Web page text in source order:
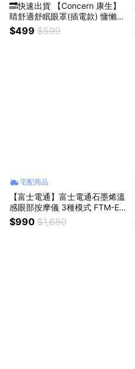
🔜快速出貨 【Concern 康生】
睛舒適舒眠眼罩(插電款) 慵懶熊
💝禮盒包裝
$499 $599
宅配商品
【富士電通】富士電通石墨烯溫
感眼部按摩儀 3種模式 FTM-E0
9
$990 $1,680